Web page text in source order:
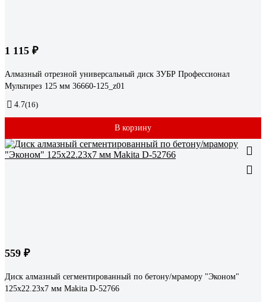
1 115 ₽
Алмазный отрезной универсальный диск ЗУБР Профессионал
Мультирез 125 мм 36660-125_z01
4.7(16)
В корзину
559 ₽
Диск алмазный сегментированный по бетону/мрамору "Эконом"
125x22.23x7 мм Makita D-52766